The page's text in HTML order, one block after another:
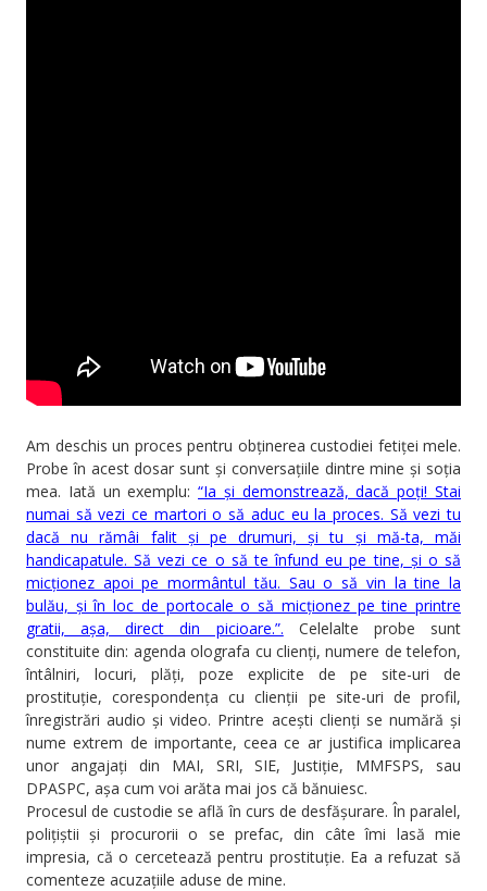
Am deschis un proces pentru obținerea custodiei fetiței mele.
Probe în acest dosar sunt și conversațiile dintre mine și soția
mea. Iată un exemplu:“Ia și demonstrează, dacă poți! Stai
numai să vezi ce martori o să aduc eu la proces. Să vezi tu
dacă nu rămâi falit și pe drumuri, și tu și mă-ta, măi
handicapatule. Să vezi ce o să te înfund eu pe tine, și o să
micționez apoi pe mormântul tău. Sau o să vin la tine la
bulău, și în loc de portocale o să micționez pe tine printre
gratii, așa, direct din picioare.”. Celelalte probe sunt
constituite din: agenda olografa cu clienți, numere de telefon,
întâlniri, locuri, plăți, poze explicite de pe site-uri de
prostituție, corespondența cu clienții pe site-uri de profil,
înregistrări audio și video. Printre acești clienți se numără și
nume extrem de importante, ceea ce ar justifica implicarea
unor angajați din MAI, SRI, SIE, Justiție, MMFSPS, sau
DPASPC, așa cum voi arăta mai jos că bănuiesc.
Procesul de custodie se află în curs de desfășurare. În paralel,
polițiștii și procurorii o se prefac, din câte îmi lasă mie
impresia, că o cercetează pentru prostituție. Ea a refuzat să
comenteze acuzațiile aduse de mine.